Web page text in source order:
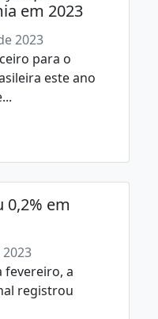
em 2023
2023
para o
este ano
0,2% em
fevereiro, a
registrou